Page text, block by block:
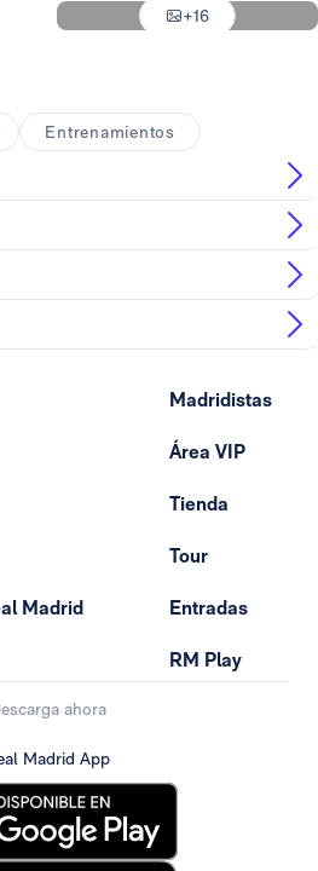
+16
Entrenamientos
Madrid
Madridistas
Área VIP
Tienda
Tour
Entradas
RM Play
ahora
Madrid App